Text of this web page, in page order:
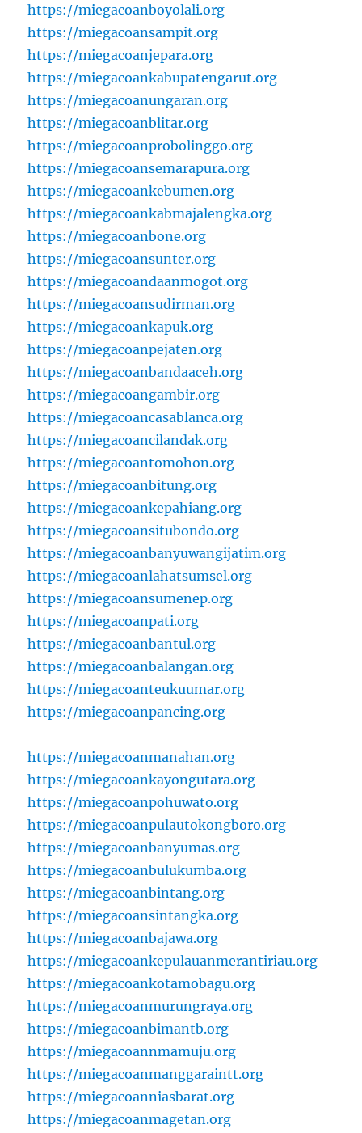
https://miegacoanboyolali.org
https://miegacoansampit.org
https://miegacoanjepara.org
https://miegacoankabupatengarut.org
https://miegacoanungaran.org
https://miegacoanblitar.org
https://miegacoanprobolinggo.org
https://miegacoansemarapura.org
https://miegacoankebumen.org
https://miegacoankabmajalengka.org
https://miegacoanbone.org
https://miegacoansunter.org
https://miegacoandaanmogot.org
https://miegacoansudirman.org
https://miegacoankapuk.org
https://miegacoanpejaten.org
https://miegacoanbandaaceh.org
https://miegacoangambir.org
https://miegacoancasablanca.org
https://miegacoancilandak.org
https://miegacoantomohon.org
https://miegacoanbitung.org
https://miegacoankepahiang.org
https://miegacoansitubondo.org
https://miegacoanbanyuwangijatim.org
https://miegacoanlahatsumsel.org
https://miegacoansumenep.org
https://miegacoanpati.org
https://miegacoanbantul.org
https://miegacoanbalangan.org
https://miegacoanteukuumar.org
https://miegacoanpancing.org
https://miegacoanmanahan.org
https://miegacoankayongutara.org
https://miegacoanpohuwato.org
https://miegacoanpulautokongboro.org
https://miegacoanbanyumas.org
https://miegacoanbulukumba.org
https://miegacoanbintang.org
https://miegacoansintangka.org
https://miegacoanbajawa.org
https://miegacoankepulauanmerantiriau.org
https://miegacoankotamobagu.org
https://miegacoanmurungraya.org
https://miegacoanbimantb.org
https://miegacoannmamuju.org
https://miegacoanmanggaraintt.org
https://miegacoanniasbarat.org
https://miegacoanmagetan.org